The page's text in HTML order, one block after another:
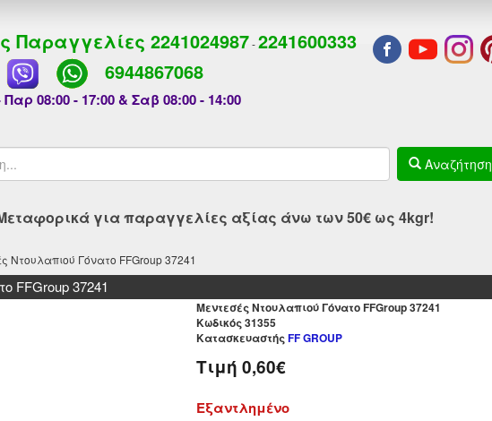
Παραγγελίες 2241024987-2241600333
6944867068
08:00 - 17:00 & Σαβ 08:00 - 14:00
Αναζήτηση
για παραγγελίες αξίας άνω των 50€ ως 4kgr!
Ντουλαπιού Γόνατο FFGroup 37241
FFGroup 37241
Μεντεσές Ντουλαπιού Γόνατο FFGroup 37241
Kωδικός 31355
ΚατασκευαστήςFF GROUP
Τιμή 0,60€
Εξαντλημένο